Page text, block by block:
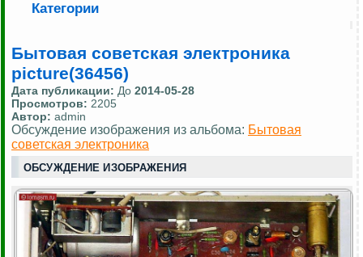
Категории
Бытовая советская электроника
picture(36456)
Дата публикации: До 2014-05-28
Просмотров: 2205
Автор: admin
Обсуждение изображения из альбома: Бытовая
советская электроника
ОБСУЖДЕНИЕ ИЗОБРАЖЕНИЯ